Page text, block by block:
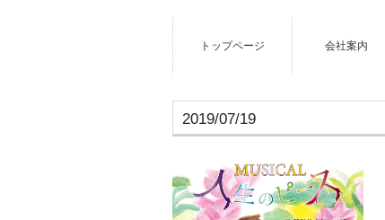
トップページ 会社案内
2019/07/19